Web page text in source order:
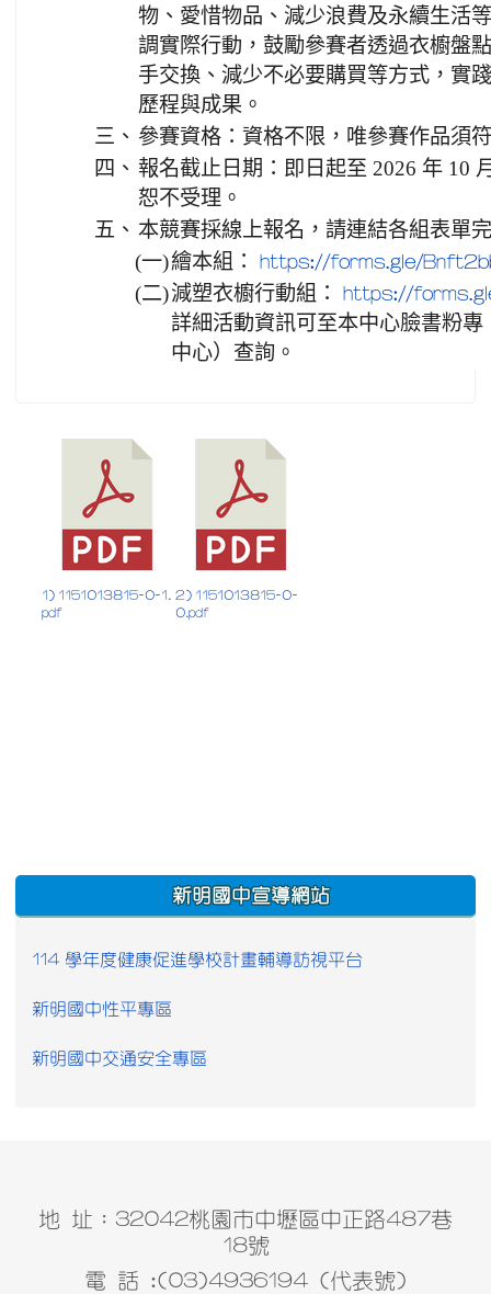
物、愛惜物品、減少浪費及永續生活
調實際行動，鼓勵參賽者透過衣櫥盤
手交換、減少不必要購買等方式，實
歷程與成果。
三、 參賽資格：資格不限，唯參賽作品須
四、 報名截止日期：即日起至 2026 年 10
恕不受理。
五、 本競賽採線上報名，請連結各組表單
(一)繪本組： https://forms.gle/
(二)減塑衣櫥行動組： https://
詳細活動資訊可至本中心臉書粉
中心）查詢。
1) 1151013815-0-1.
pdf
2) 1151013815-0-
0.pdf
:::
新明國中宣導網站
114 學年度健康促進學校計畫輔導訪視平台
新明國中性平專區
新明國中交通安全專區
地 址：32042桃園市中壢區中正路487巷
18號
電 話 :(03)4936194 (代表號)